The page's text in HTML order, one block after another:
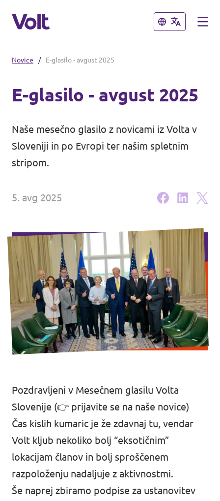
Zapri
Volt Slovenija je uradno
ustanovljen kot politična stranka v
Zapri
O Voltu
Dogodki
Podprite nas
Pridruži se stranki!
Kontakt
Novice / E-glasilo - avgust 2025
E-glasilo - avgust 2025
Naše mesečno glasilo z novicami iz Volta v
Sloveniji in po Evropi ter našim spletnim
stripom.
5. avg 2025
Pozdravljeni v Mesečnem glasilu Volta
Slovenije (👉 prijavite se na naše novice)
Čas kislih kumaric je že zdavnaj tu, vendar
Volt kljub nekoliko bolj “eksotičnim”
lokacijam članov in bolj sproščenem
razpoloženju nadaljuje z aktivnostmi.
Še naprej zbiramo podpise za ustanovitev